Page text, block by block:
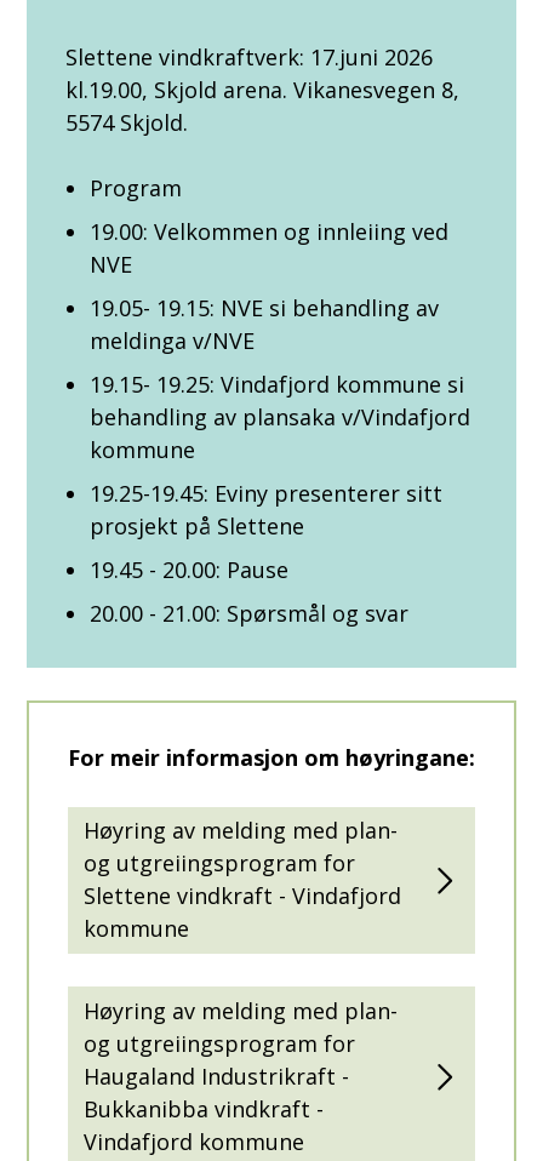
Slettene vindkraftverk: 17.juni 2026
kl.19.00, Skjold arena. Vikanesvegen 8,
5574 Skjold.
Program
19.00: Velkommen og innleiing ved
NVE
19.05- 19.15: NVE si behandling av
meldinga v/NVE
19.15- 19.25: Vindafjord kommune si
behandling av plansaka v/Vindafjord
kommune
19.25-19.45: Eviny presenterer sitt
prosjekt på Slettene
19.45 - 20.00: Pause
20.00 - 21.00: Spørsmål og svar
For meir informasjon om høyringane:
Høyring av melding med plan-
og utgreiingsprogram for
Slettene vindkraft - Vindafjord
kommune
Høyring av melding med plan-
og utgreiingsprogram for
Haugaland Industrikraft -
Bukkanibba vindkraft -
Vindafjord kommune